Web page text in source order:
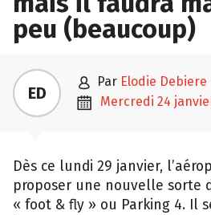
peu (beaucoup)
ED  par Elodie Debiere
 mercredi 24
Dès ce lundi 29 janvier,
proposer une nouvelle sorte
« foot & fly » ou Parking 4. Il